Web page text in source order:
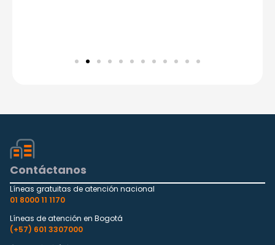
Contáctanos
Líneas gratuitas de atención nacional
01 8000 11 1170
Líneas de atención en Bogotá
(+57) 601 3307000